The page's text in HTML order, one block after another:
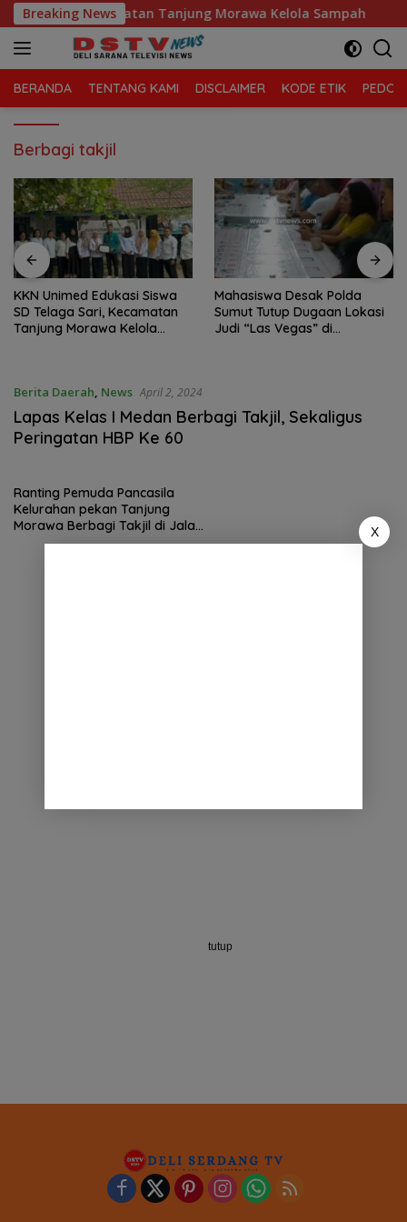
Langsung
ke
konten
Breaking News
Sari, Kecamatan Tanjung Morawa Kelola Sampah
BERANDA TENTANG KAMI DISCLAIMER KODE ETIK
Berbagi takjil
Edukasi Siswa
Sari, Kecamatan
Morawa Kelola
Mahasiswa Desak Polda
Sumut Tutup Dugaan Lokasi
Judi “Las Vegas” di
dan
Berita Daerah, News April 2, 2024
Lapas Kelas I Medan Berbagi Takjil, Sekaligus
Peringatan HBP Ke 60
Ranting Pemuda Pancasila
Kelurahan pekan Tanjung
Morawa Berbagi Takjil di Jalan
tutup
X